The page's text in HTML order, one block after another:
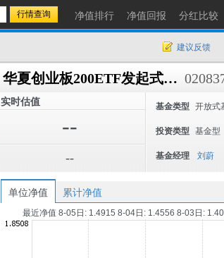
净值排行 净值回报 分红比较
建议反馈
华夏创业板200ETF发起式联接A
实时估值
--
--
基金类型 开放式
投资类型 基金型
基金经理 刘蔚
单位净值 累计净值
最近净值 8-05日: 1.4915 8-04日: 1.4556 8-03日: